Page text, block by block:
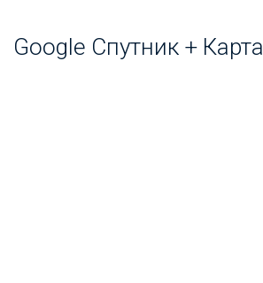
Google Спутник + Карта